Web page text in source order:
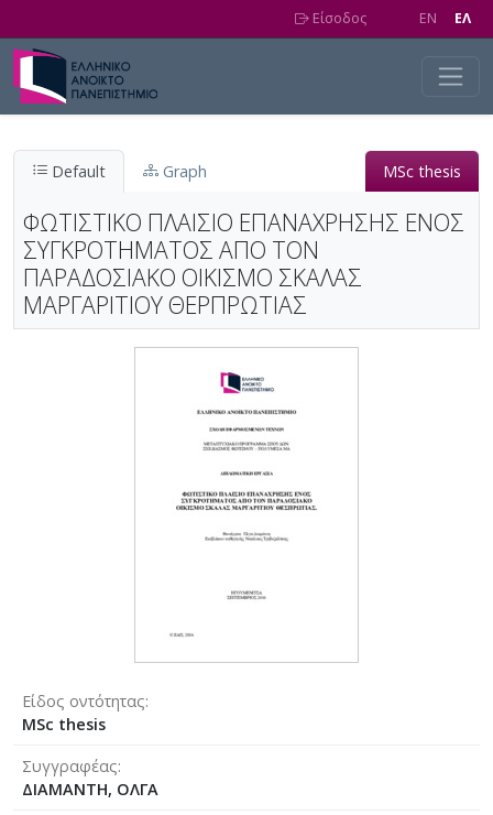
Είσοδος EN EΛ
Default Graph MSc thesis
ΦΩΤΙΣΤΙΚΟ ΠΛΑΙΣΙΟ ΕΠΑΝΑΧΡΗΣΗΣ ΕΝΟΣ
ΣΥΓΚΡΟΤΗΜΑΤΟΣ ΑΠΟ ΤΟΝ
ΠΑΡΑΔΟΣΙΑΚΟ ΟΙΚΙΣΜΟ ΣΚΑΛΑΣ
ΜΑΡΓΑΡΙΤΙΟΥ ΘΕΡΠΡΩΤΙΑΣ
Είδος οντότητας
MSc thesis
Συγγραφέας
ΔΙΑΜΑΝΤΗ, ΟΛΓΑ